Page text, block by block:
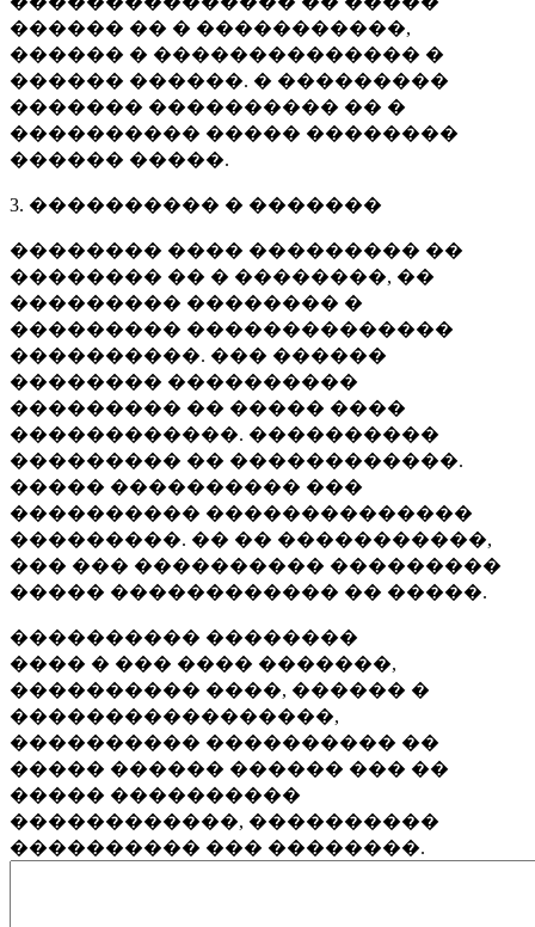
������ �� � �����������,
������ � �������������� �
������ ������. � ���������
������� ���������� �� �
���������� ����� ��������
������ �����.
3. ���������� � �������
�������� ���� ��������� ��
�������� �� � ��������, ��
��������� �������� �
��������� ��������������
����������. ��� ������
�������� ����������
��������� �� ����� ����
������������. ����������
��������� �� ������������.
����� ���������� ���
���������� ��������������
���������. �� �� �����������,
��� ��� ���������� ���������
����� ������������ �� �����.
���������� ��������
���� � ��� ���� �������,
���������� ����, ������ �
�����������������,
���������� ���������� ��
����� ������ ������ ��� ��
����� ����������
������������, ����������
���������� ��� ��������.